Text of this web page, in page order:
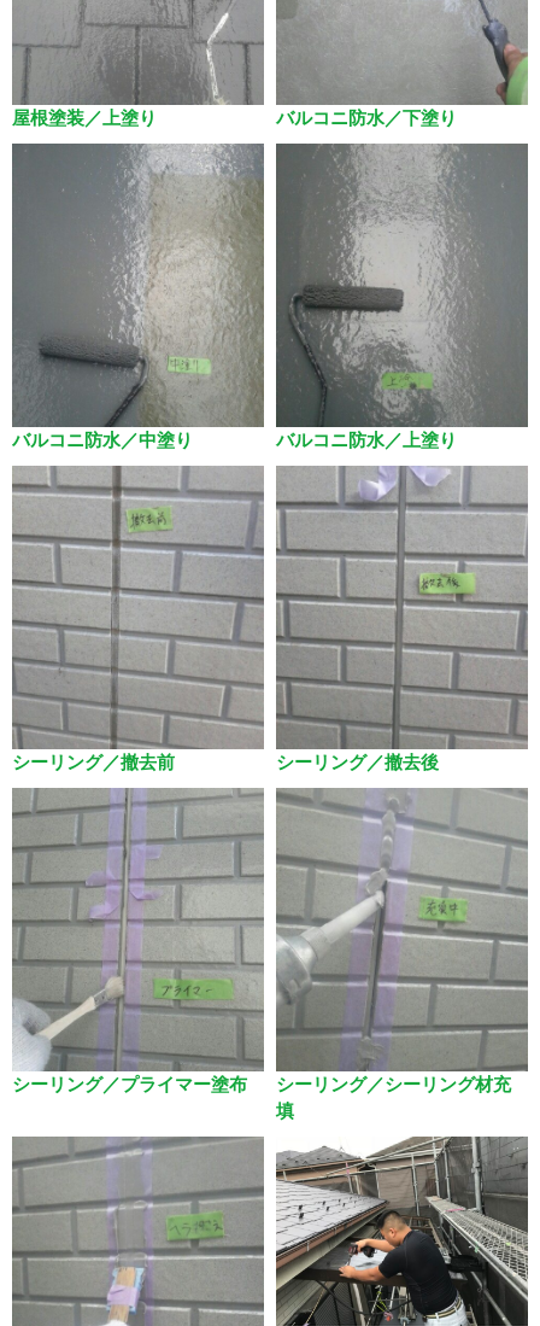
屋根塗装／上塗り バルコニ防水／下塗り
バルコニ防水／中塗り バルコニ防水／上塗り
シーリング／撤去前 シーリング／撤去後
シーリング／プライマー塗布
シーリング／シーリング材充
填